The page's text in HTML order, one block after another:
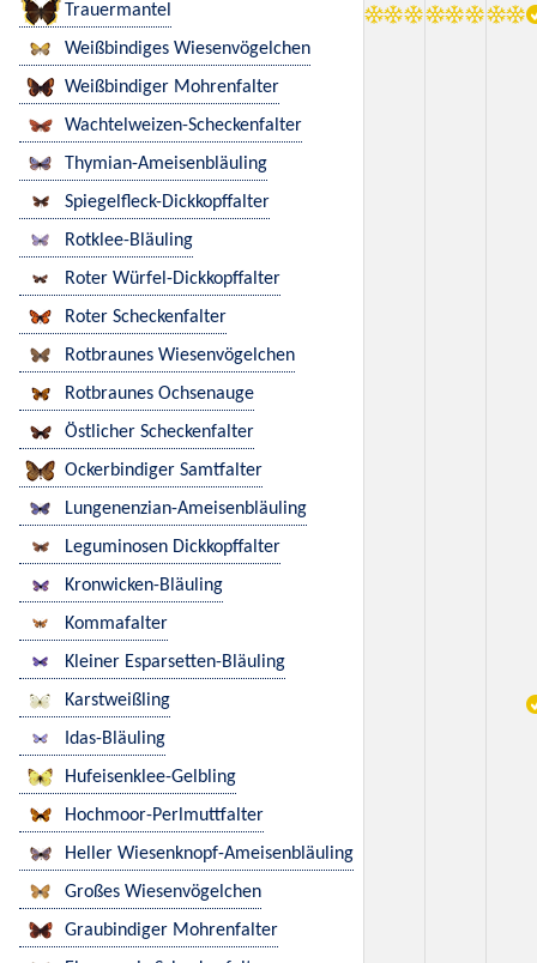
Trauermantel
Weißbindiges Wiesenvögelchen
Weißbindiger Mohrenfalter
Wachtelweizen-Scheckenfalter
Thymian-Ameisenbläuling
Spiegelfleck-Dickkopffalter
Rotklee-Bläuling
Roter Würfel-Dickkopffalter
Roter Scheckenfalter
Rotbraunes Wiesenvögelchen
Rotbraunes Ochsenauge
Östlicher Scheckenfalter
Ockerbindiger Samtfalter
Lungenenzian-Ameisenbläuling
Leguminosen Dickkopffalter
Kronwicken-Bläuling
Kommafalter
Kleiner Esparsetten-Bläuling
Karstweißling
Idas-Bläuling
Hufeisenklee-Gelbling
Hochmoor-Perlmuttfalter
Heller Wiesenknopf-Ameisenbläuling
Großes Wiesenvögelchen
Graubindiger Mohrenfalter